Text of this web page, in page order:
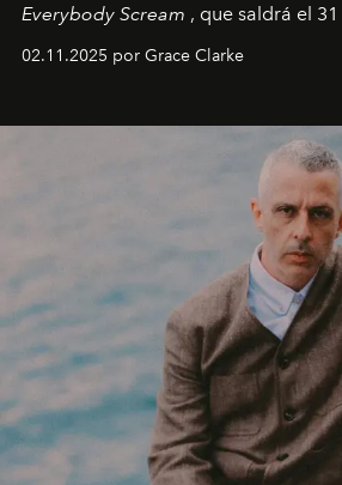
Everybody Scream , que saldrá el
02.11.2025 por Grace Clarke